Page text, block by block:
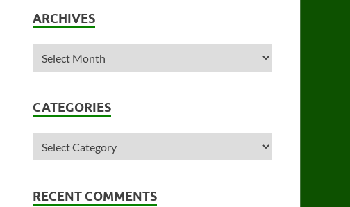
ARCHIVES
CATEGORIES
RECENT COMMENTS